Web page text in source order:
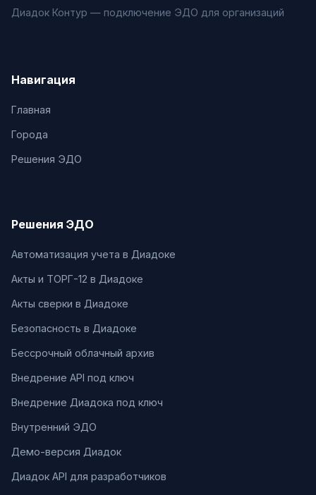
Диадок Контур — подключение ЭДО для организаций
Навигация
Главная
Города
Решения ЭДО
Решения ЭДО
Автоматизация учета в Диадоке
Акты и ТОРГ-12 в Диадоке
Акты сверки в Диадоке
Безопасность в Диадоке
Бессрочный облачный архив
Внедрение API под ключ
Внедрение Диадока под ключ
Внутренний ЭДО
Демо-версия Диадок
Диадок API для разработчиков